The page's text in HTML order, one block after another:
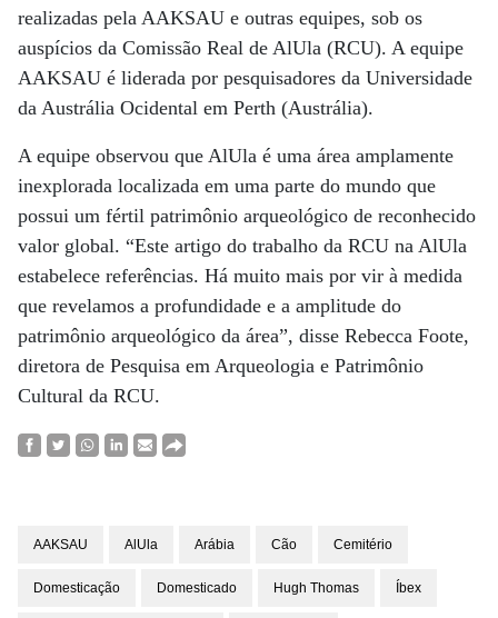
realizadas pela AAKSAU e outras equipes, sob os
auspícios da Comissão Real de AlUla (RCU). A equipe
AAKSAU é liderada por pesquisadores da Universidade
da Austrália Ocidental em Perth (Austrália).
A equipe observou que AlUla é uma área amplamente
inexplorada localizada em uma parte do mundo que
possui um fértil patrimônio arqueológico de reconhecido
valor global. “Este artigo do trabalho da RCU na AlUla
estabelece referências. Há muito mais por vir à medida
que revelamos a profundidade e a amplitude do
patrimônio arqueológico da área”, disse Rebecca Foote,
diretora de Pesquisa em Arqueologia e Patrimônio
Cultural da RCU.
AAKSAU AlUla Arábia Cão Cemitério
Domesticação Domesticado Hugh Thomas Íbex